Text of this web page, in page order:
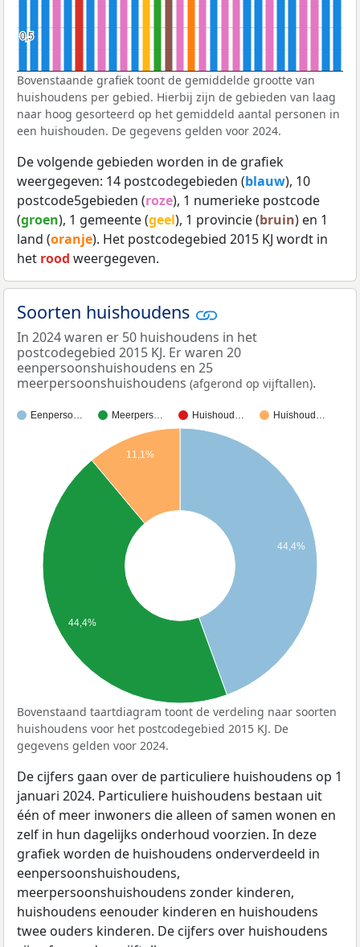
0,5
0,5
Bovenstaande grafiek toont de gemiddelde grootte van
huishoudens per gebied. Hierbij zijn de gebieden van laag
naar hoog gesorteerd op het gemiddeld aantal personen in
een huishouden. De gegevens gelden voor 2024.
De volgende gebieden worden in de grafiek
weergegeven: 14 postcodegebieden (blauw), 10
postcode5gebieden (roze), 1 numerieke postcode
(groen), 1 gemeente (geel), 1 provincie (bruin) en 1
land (oranje). Het postcodegebied 2015 KJ wordt in
het rood weergegeven.
Soorten huishoudens
In 2024 waren er 50 huishoudens in het
postcodegebied 2015 KJ. Er waren 20
eenpersoonshuishoudens en 25
meerpersoonshuishoudens (afgerond op vijftallen).
Eenperso… Meerpers… Huishoud… Huishoud…
44,4%
11,1%
44,4%
Bovenstaand taartdiagram toont de verdeling naar soorten
huishoudens voor het postcodegebied 2015 KJ. De
gegevens gelden voor 2024.
De cijfers gaan over de particuliere huishoudens op 1
januari 2024. Particuliere huishoudens bestaan uit
één of meer inwoners die alleen of samen wonen en
zelf in hun dagelijks onderhoud voorzien. In deze
grafiek worden de huishoudens onderverdeeld in
eenpersoonshuishoudens,
meerpersoonshuishoudens zonder kinderen,
huishoudens eenouder kinderen en huishoudens
twee ouders kinderen. De cijfers over huishoudens